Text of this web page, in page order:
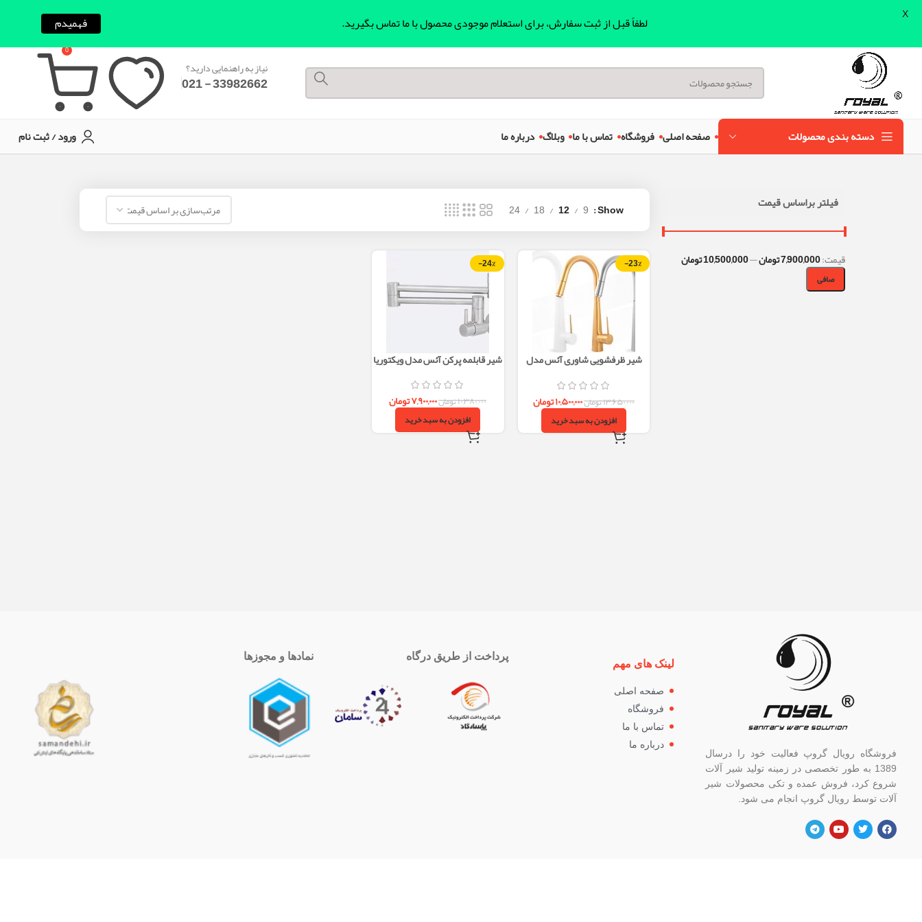
نیاز به راهنمایی دارید؟
33982662 - 021
0
دسته بندی محصولات صفحه اصلی فروشگاه تماس با ما وبلاگ درباره ما ورود / ثبت نام
فیلتر براساس قیمت
صافی
قيمت:7,900,000 تومان —10,500,000 تومان
Show
9
12
18
24
-23%
شیر ظرفشویی شاوری آئس مدل
۱۳,۶۵۰,۰۰۰تومان۱۰,۵۰۰,۰۰۰تومان
افزودن به سبد خرید
-24%
شیر قابلمه پرکن آئس مدل ویکتوریا
۱۰,۳۸۰,۰۰۰تومان۷,۹۰۰,۰۰۰تومان
افزودن به سبد خرید
فروشگاه رویال گروپ فعالیت خود را درسال
1389 به طور تخصصی در زمینه تولید شیر آلات
شروع کرد، فروش عمده و تکی محصولات شیر
آلات توسط رویال گروپ انجام می شود.
لینک های مهم
صفحه اصلی
فروشگاه
تماس با ما
درباره ما
پرداخت از طریق درگاه نمادها و مجوزها
لطفاً قبل از ثبت سفارش، برای استعلام موجودی محصول با ما تماس بگیرید. فهمیدم X